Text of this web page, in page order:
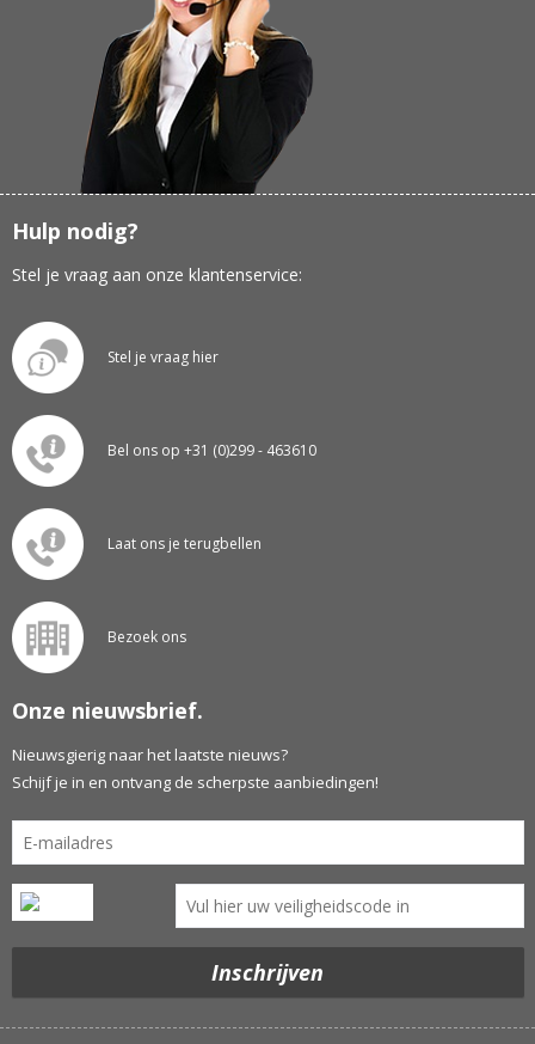
Hulp nodig?
Stel je vraag aan onze klantenservice:
Stel je vraag hier
Bel ons op +31 (0)299 - 463610
Laat ons je terugbellen
Bezoek ons
Onze nieuwsbrief.
Nieuwsgierig naar het laatste nieuws?
Schijf je in en ontvang de scherpste aanbiedingen!